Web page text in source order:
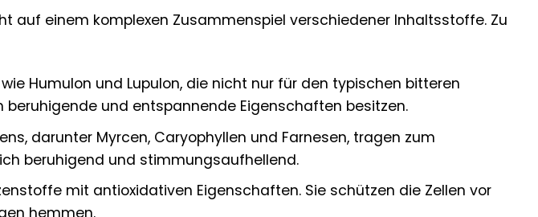
auf einem komplexen Zusammenspiel verschiedener Inhaltsstoffe. Zu
Humulon und Lupulon, die nicht nur für den typischen bitteren
und entspannende Eigenschaften besitzen.
darunter Myrcen, Caryophyllen und Farnesen, tragen zum
beruhigend und stimmungsaufhellend.
mit antioxidativen Eigenschaften. Sie schützen die Zellen vor
hemmen.